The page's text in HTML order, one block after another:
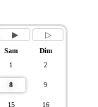
Sam
Dim
1
2
8 9
15 16